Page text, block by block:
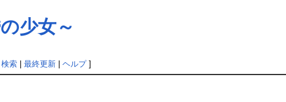
少女～
検索| 最終更新| ヘルプ]